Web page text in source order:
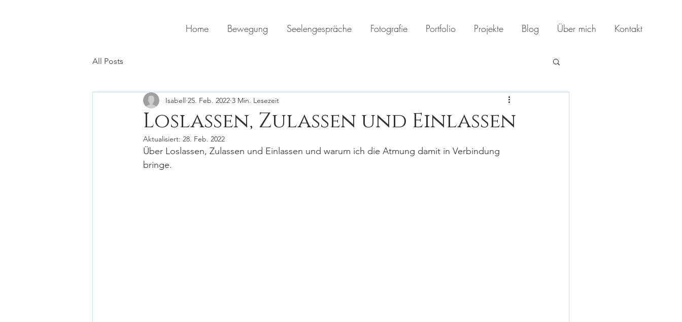
Home Bewegung Seelengespräche Fotografie Portfolio Projekte Blog Über mich Kontakt
All Posts
Loslassen, Zulassen und Einlassen
Isabell 25. Feb. 2022 3 Min. Lesezeit
Aktualisiert: 28. Feb. 2022
Über Loslassen, Zulassen und Einlassen und warum ich die Atmung damit in Verbindung
bringe.